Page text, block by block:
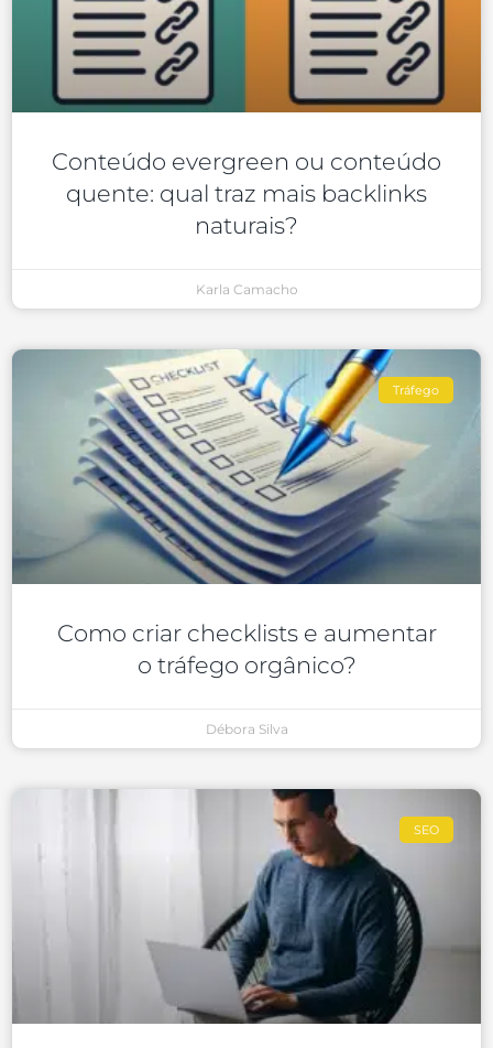
Conteúdo evergreen ou conteúdo
quente: qual traz mais backlinks
naturais?
Karla Camacho
Tráfego
Como criar checklists e aumentar
o tráfego orgânico?
Débora Silva
SEO